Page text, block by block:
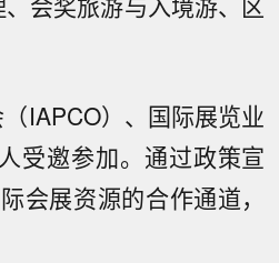
IAPCO）、国际展览业
受邀参加。通过政策宣
会展资源的合作通道，